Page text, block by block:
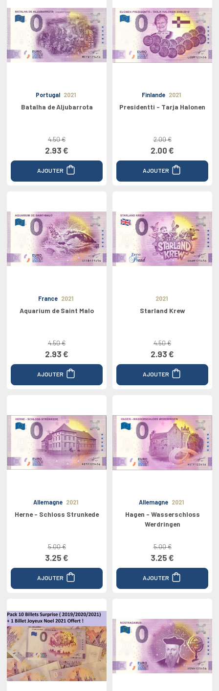
Portugal 2021
Batalha de Aljubarrota
4.50 €
2.93 €
AJOUTER
Finlande 2021
Presidentti - Tarja Halonen
2.00 €
2.00 €
AJOUTER
France 2021
Aquarium de Saint Malo
4.50 €
2.93 €
AJOUTER
2021
Starland Krew
4.50 €
2.93 €
AJOUTER
Allemagne 2021
Herne - Schloss Strunkede
5.00 €
3.25 €
AJOUTER
Allemagne 2021
Hagen - Wasserschloss
Werdringen
5.00 €
3.25 €
AJOUTER